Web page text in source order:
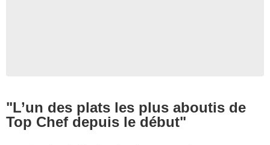
"L’un des plats les plus aboutis de
Top Chef depuis le début"